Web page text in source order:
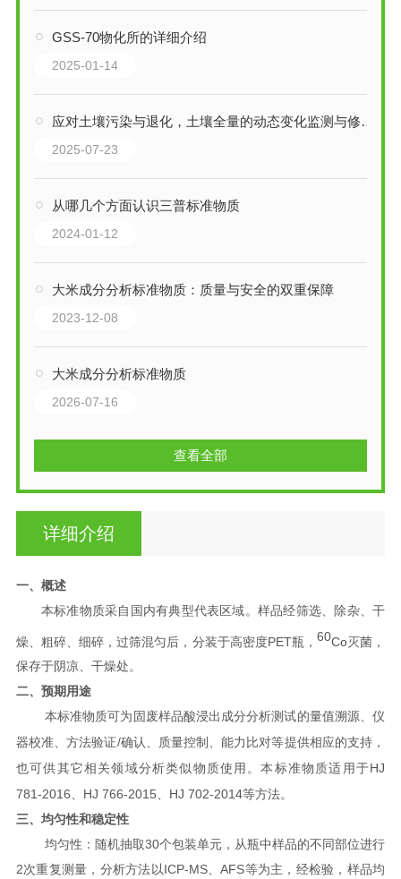
GSS-70物化所的详细介绍
2025-01-14
应对土壤污染与退化，土壤全量的动态变化监测与修复评估
2025-07-23
从哪几个方面认识三普标准物质
2024-01-12
大米成分分析标准物质：质量与安全的双重保障
2023-12-08
大米成分分析标准物质
2026-07-16
查看全部
详细介绍
一、概述
本标准物质采自国内有典型代表区域。样品经筛选、除杂、干
燥、粗碎、细碎，过筛混匀后，分装于高密度PET瓶， 60Co灭菌，
保存于阴凉、干燥处。
二、预期用途
本标准物质可为固废样品酸浸出成分分析测试的量值溯源、仪
器校准、方法验证/确认、质量控制、能力比对等提供相应的支持，
也可供其它相关领域分析类似物质使用。本标准物质适用于HJ
781-2016、 HJ 766-2015、 HJ 702-2014等方法。
三、均匀性和稳定性
均匀性：随机抽取30个包装单元，从瓶中样品的不同部位进行
2次重复测量，分析方法以ICP-MS、AFS等为主，经检验，样品均